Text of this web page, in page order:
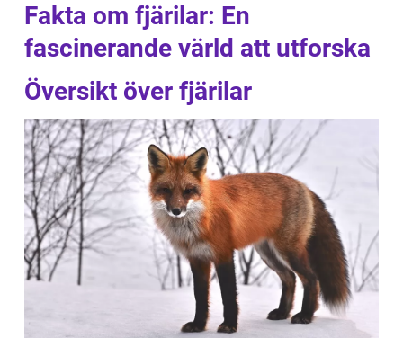
Fakta om fjärilar: En
fascinerande värld att utforska
Översikt över fjärilar